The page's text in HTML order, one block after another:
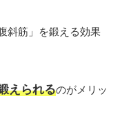
斜筋」を鍛える効果
えられるのがメリッ